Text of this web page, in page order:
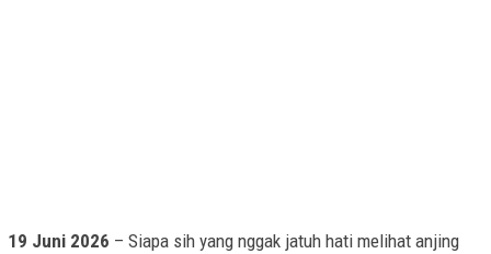
19 Juni 2026 – Siapa sih yang nggak jatuh hati melihat anjing